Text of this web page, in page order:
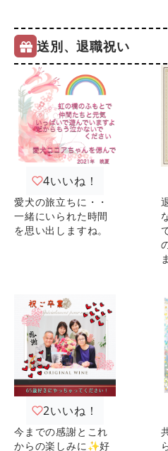
送別、退職祝い
4いいね！
愛犬の旅立ちに・・
一緒にいられた時間
を思い出しますね。
2いいね！
今までの感謝とこれ
からの楽しみに✨好